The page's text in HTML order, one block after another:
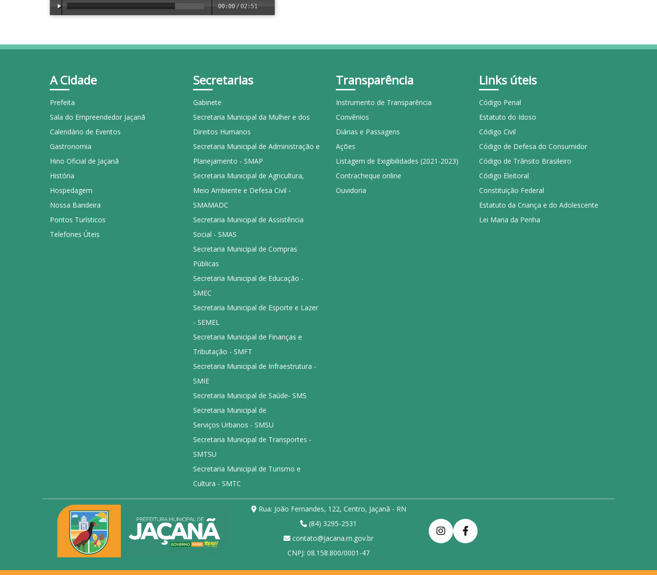
00:00 /02:51
A Cidade
Prefeita
Sala do Empreendedor Jaçanã
Calendário de Eventos
Gastronomia
Hino Oficial de Jaçanã
História
Hospedagem
Nossa Bandeira
Pontos Turísticos
Telefones Úteis
Secretarias
Gabinete
Secretaria Municipal da Mulher e dos
Direitos Humanos
Secretaria Municipal de Administração e
Planejamento - SMAP
Secretaria Municipal de Agricultura,
Meio Ambiente e Defesa Civil -
SMAMADC
Secretaria Municipal de Assistência
Social - SMAS
Secretaria Municipal de Compras
Públicas
Secretaria Municipal de Educação -
SMEC
Secretaria Municipal de Esporte e Lazer
- SEMEL
Secretaria Municipal de Finanças e
Tributação - SMFT
Secretaria Municipal de Infraestrutura -
SMIE
Secretaria Municipal de Saúde- SMS
Secretaria Municipal de
Serviços Urbanos - SMSU
Secretaria Municipal de Transportes -
SMTSU
Secretaria Municipal de Turismo e
Cultura - SMTC
Transparência
Instrumento de Transparência
Convênios
Diárias e Passagens
Ações
Listagem de Exigibilidades (2021-2023)
Contracheque online
Ouvidoria
Links úteis
Código Penal
Estatuto do Idoso
Código Civil
Código de Defesa do Consumidor
Código de Trânsito Brasileiro
Código Eleitoral
Constituição Federal
Estatuto da Criança e do Adolescente
Lei Maria da Penha
Rua: João Fernandes, 122, Centro, Jaçanã - RN
(84) 3295-2531
contato@jacana.rn.gov.br
CNPJ: 08.158.800/0001-47